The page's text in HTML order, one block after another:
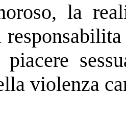
la
violenza